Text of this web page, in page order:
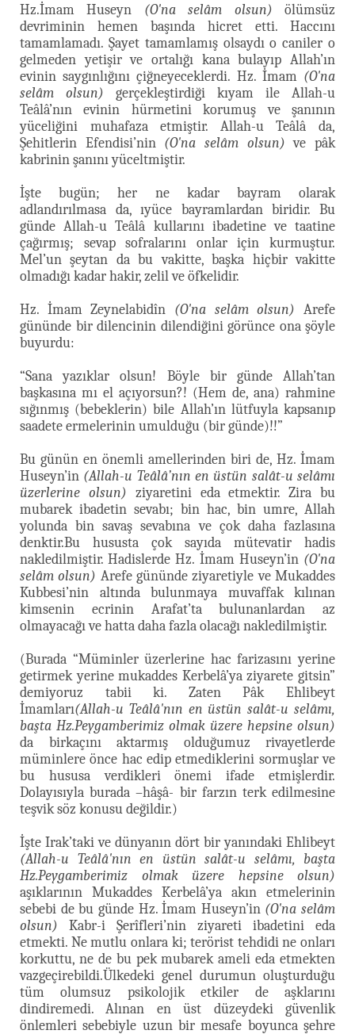
Hz.İmam Huseyn (O'na selâm olsun) ölümsüz
devriminin hemen başında hicret etti. Haccını
tamamlamadı. Şayet tamamlamış olsaydı o caniler o
gelmeden yetişir ve ortalığı kana bulayıp Allah’ın
evinin saygınlığını çiğneyeceklerdi. Hz. İmam (O'na
selâm olsun) gerçekleştirdiği kıyam ile Allah-u
Teâlâ’nın evinin hürmetini korumuş ve şanının
yüceliğini muhafaza etmiştir. Allah-u Teâlâ da,
Şehitlerin Efendisi’nin (O'na selâm olsun) ve pâk
kabrinin şanını yüceltmiştir.
İşte bugün; her ne kadar bayram olarak
adlandırılmasa da, ıyüce bayramlardan biridir. Bu
günde Allah-u Teâlâ kullarını ibadetine ve taatine
çağırmış; sevap sofralarını onlar için kurmuştur.
Mel’un şeytan da bu vakitte, başka hiçbir vakitte
olmadığı kadar hakir, zelil ve öfkelidir.
Hz. İmam Zeynelabidîn (O'na selâm olsun) Arefe
gününde bir dilencinin dilendiğini görünce ona şöyle
buyurdu:
“Sana yazıklar olsun! Böyle bir günde Allah’tan
başkasına mı el açıyorsun?! (Hem de, ana) rahmine
sığınmış (bebeklerin) bile Allah’ın lütfuyla kapsanıp
saadete ermelerinin umulduğu (bir günde)!!”
Bu günün en önemli amellerinden biri de, Hz. İmam
Huseyn’in (Allah-u Teâlâ’nın en üstün salât-u selâmı
üzerlerine olsun) ziyaretini eda etmektir. Zira bu
mubarek ibadetin sevabı; bin hac, bin umre, Allah
yolunda bin savaş sevabına ve çok daha fazlasına
denktir.Bu hususta çok sayıda mütevatir hadis
nakledilmiştir. Hadislerde Hz. İmam Huseyn’in (O'na
selâm olsun) Arefe gününde ziyaretiyle ve Mukaddes
Kubbesi’nin altında bulunmaya muvaffak kılınan
kimsenin ecrinin Arafat’ta bulunanlardan az
olmayacağı ve hatta daha fazla olacağı nakledilmiştir.
(Burada “Müminler üzerlerine hac farizasını yerine
getirmek yerine mukaddes Kerbelâ’ya ziyarete gitsin”
demiyoruz tabii ki. Zaten Pâk Ehlibeyt
İmamları(Allah-u Teâlâ'nın en üstün salât-u selâmı,
başta Hz.Peygamberimiz olmak üzere hepsine olsun)
da birkaçını aktarmış olduğumuz rivayetlerde
müminlere önce hac edip etmediklerini sormuşlar ve
bu hususa verdikleri önemi ifade etmişlerdir.
Dolayısıyla burada –hâşâ- bir farzın terk edilmesine
teşvik söz konusu değildir.)
İşte Irak’taki ve dünyanın dört bir yanındaki Ehlibeyt
(Allah-u Teâlâ'nın en üstün salât-u selâmı, başta
Hz.Peygamberimiz olmak üzere hepsine olsun)
aşıklarının Mukaddes Kerbelâ’ya akın etmelerinin
sebebi de bu günde Hz. İmam Huseyn’in (O'na selâm
olsun) Kabr-i Şerîfleri’nin ziyareti ibadetini eda
etmekti. Ne mutlu onlara ki; terörist tehdidi ne onları
korkuttu, ne de bu pek mubarek ameli eda etmekten
vazgeçirebildi.Ülkedeki genel durumun oluşturduğu
tüm olumsuz psikolojik etkiler de aşklarını
dindiremedi. Alınan en üst düzeydeki güvenlik
önlemleri sebebiyle uzun bir mesafe boyunca şehre